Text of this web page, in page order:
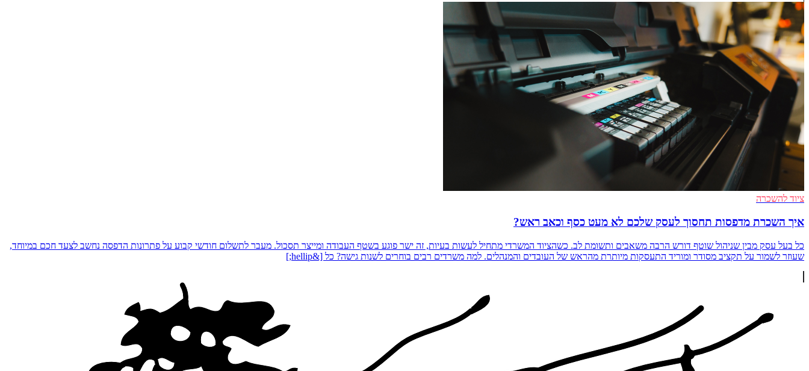
ציוד להשכרה
איך השכרת מדפסות תחסוך לעסק שלכם לא מעט כסף וכאב ראש?
כל בעל עסק מבין שניהול שוטף דורש הרבה משאבים ותשומת לב. כשהציוד המשרדי מתחיל לעשות בעיות, זה ישר פוגע בשטף העבודה ומייצר תסכול. מעבר לתשלום חודשי קבוע על פתרונות הדפסה נחשב לצעד חכם במיוחד,
שעוזר לשמור על תקציב מסודר ומוריד התעסקות מיותרת מהראש של העובדים והמנהלים. למה משרדים רבים בוחרים לשנות גישה? כל [&hellip;]